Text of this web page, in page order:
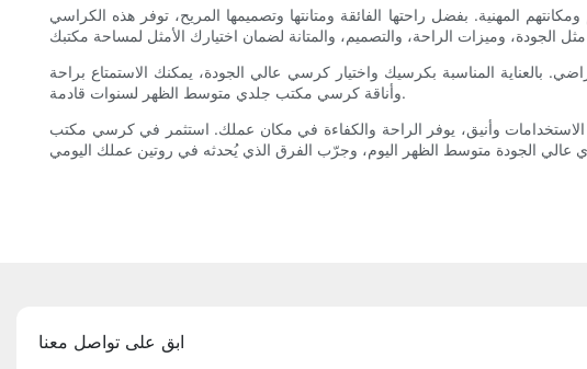
المهنية. بفضل راحتها الفائقة ومتانتها وتصميمها المريح، توفر هذه الكراسي
المناسبة بكرسيك واختيار كرسي عالي الجودة، يمكنك الاستمتاع براحة
وأناقة كرسي مكتب جلدي متوسط ​​الظهر لسنوات قادمة.
وأنيق، يوفر الراحة والكفاءة في مكان عملك. استثمر في كرسي مكتب
ابق على تواصل معنا